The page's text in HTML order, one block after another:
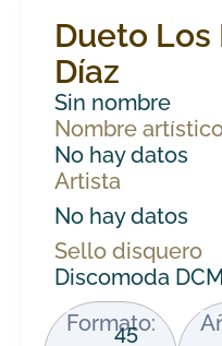
Dueto Los
Díaz
Sin nombre
Nombre
No hay datos
Artista
No hay datos
Sello disquero
Discomoda
Formato:
45